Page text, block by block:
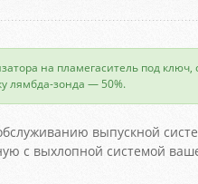
на пламегаситель под ключ,
лямбда-зонда — 50%.
выпускной
с выхлопной системой